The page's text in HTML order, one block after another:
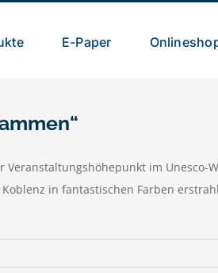
E-Paper
Veranstaltungshöhepunkt im
in fantastischen Farben